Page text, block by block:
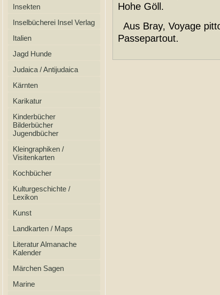
Insekten
Inselbücherei Insel Verlag
Italien
Jagd Hunde
Judaica / Antijudaica
Kärnten
Karikatur
Kinderbücher
Bilderbücher
Jugendbücher
Kleingraphiken /
Visitenkarten
Kochbücher
Kulturgeschichte /
Lexikon
Kunst
Landkarten / Maps
Literatur Almanache
Kalender
Märchen Sagen
Marine
Hohe Göll.
Aus Bray, Voyage
Passepartout.